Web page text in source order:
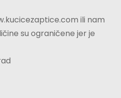
ili nam
su ograničene jer je